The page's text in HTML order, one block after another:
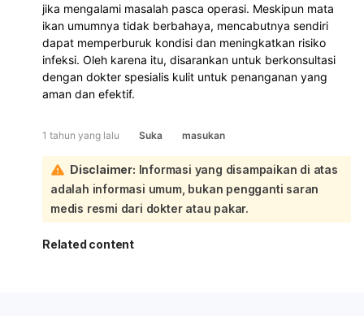
jika mengalami masalah pasca operasi. Meskipun mata
ikan umumnya tidak berbahaya, mencabutnya sendiri
dapat memperburuk kondisi dan meningkatkan risiko
infeksi. Oleh karena itu, disarankan untuk berkonsultasi
dengan dokter spesialis kulit untuk penanganan yang
aman dan efektif.
1 tahun yang lalu Suka masukan
Disclaimer: Informasi yang disampaikan di atas
adalah informasi umum, bukan pengganti saran
medis resmi dari dokter atau pakar.
Related content